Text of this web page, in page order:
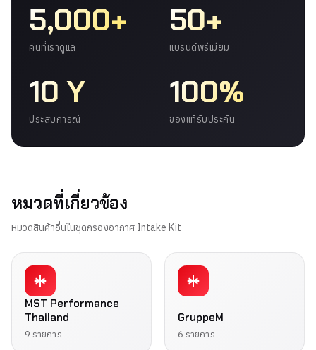
5,000+
คันที่เราดูแล
50+
แบรนด์พรีเมียม
10 Y
ประสบการณ์
100%
ของแท้รับประกัน
หมวดที่เกี่ยวข้อง
หมวดสินค้าอื่นในชุดกรองอากาศ Intake Kit
MST Performance
Thailand
9 รายการ
GruppeM
6 รายการ